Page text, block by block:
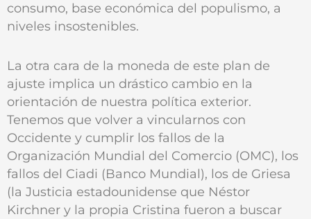
consumo, base económica del populismo, a
niveles insostenibles.
La otra cara de la moneda de este plan de
ajuste implica un drástico cambio en la
orientación de nuestra política exterior.
Tenemos que volver a vincularnos con
Occidente y cumplir los fallos de la
Organización Mundial del Comercio (OMC), los
fallos del Ciadi (Banco Mundial), los de Griesa
(la Justicia estadounidense que Néstor
Kirchner y la propia Cristina fueron a buscar